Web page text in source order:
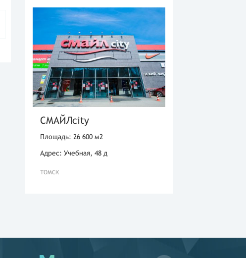
СМАЙЛcity
Площадь: 26 600 м2
Адрес: Учебная, 48 д
ТОМСК